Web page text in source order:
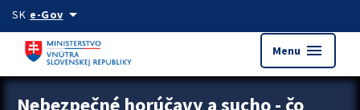
Preskocit na hlavný obsah
SK e-Govarrow_drop_down
Menu menu
Zastavit automatický posun upútavok
Nebezpečné horúčavy a sucho - čo